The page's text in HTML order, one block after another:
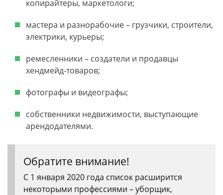
копирайтеры, маркетологи;
мастера и разнорабочие – грузчики, строители,
электрики, курьеры;
ремесленники – создатели и продавцы
хендмейд-товаров;
фотографы и видеографы;
собственники недвижимости, выступающие
арендодателями.
Обратите внимание!
С 1 января 2020 года список расширится
некоторыми профессиями – уборщик,